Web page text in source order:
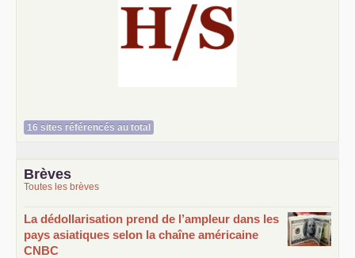
16 sites référencés au total
Brèves
Toutes les brèves
La dédollarisation prend de l’ampleur dans les
pays asiatiques selon la chaîne américaine
CNBC